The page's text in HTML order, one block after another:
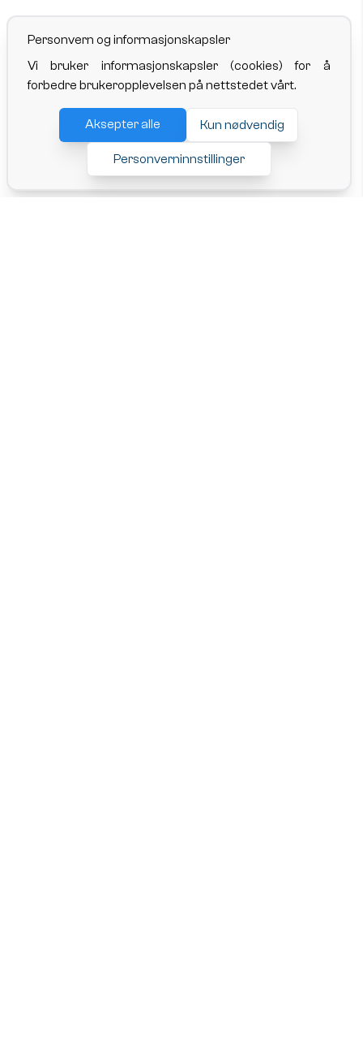
Personvern og informasjonskapsler
Vi bruker informasjonskapsler (cookies) for å
forbedre brukeropplevelsen på nettstedet vårt.
Aksepter alle Kun nødvendig
Personverninnstillinger